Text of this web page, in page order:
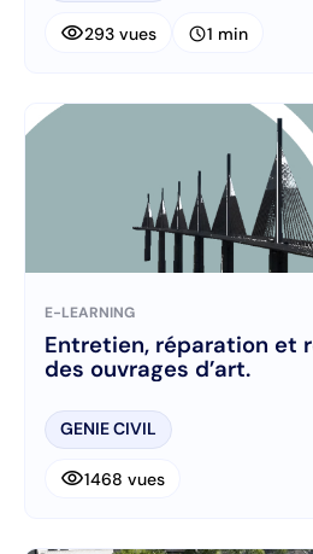
visibility293 vues schedule1 min
E-LEARNING
Entretien, réparation et
des ouvrages d’art.
GENIE CIVIL
visibility1468 vues